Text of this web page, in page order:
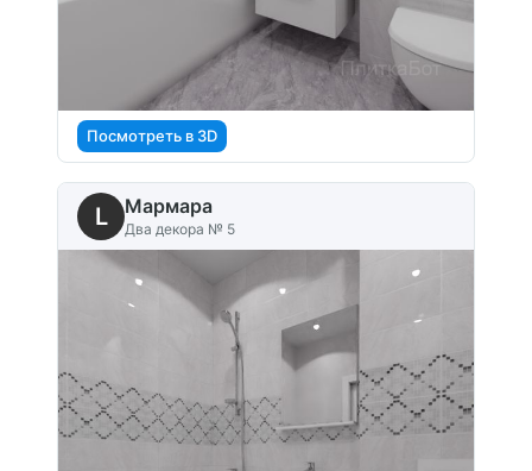
Посмотреть в 3D
L Мармара
Два декора № 5